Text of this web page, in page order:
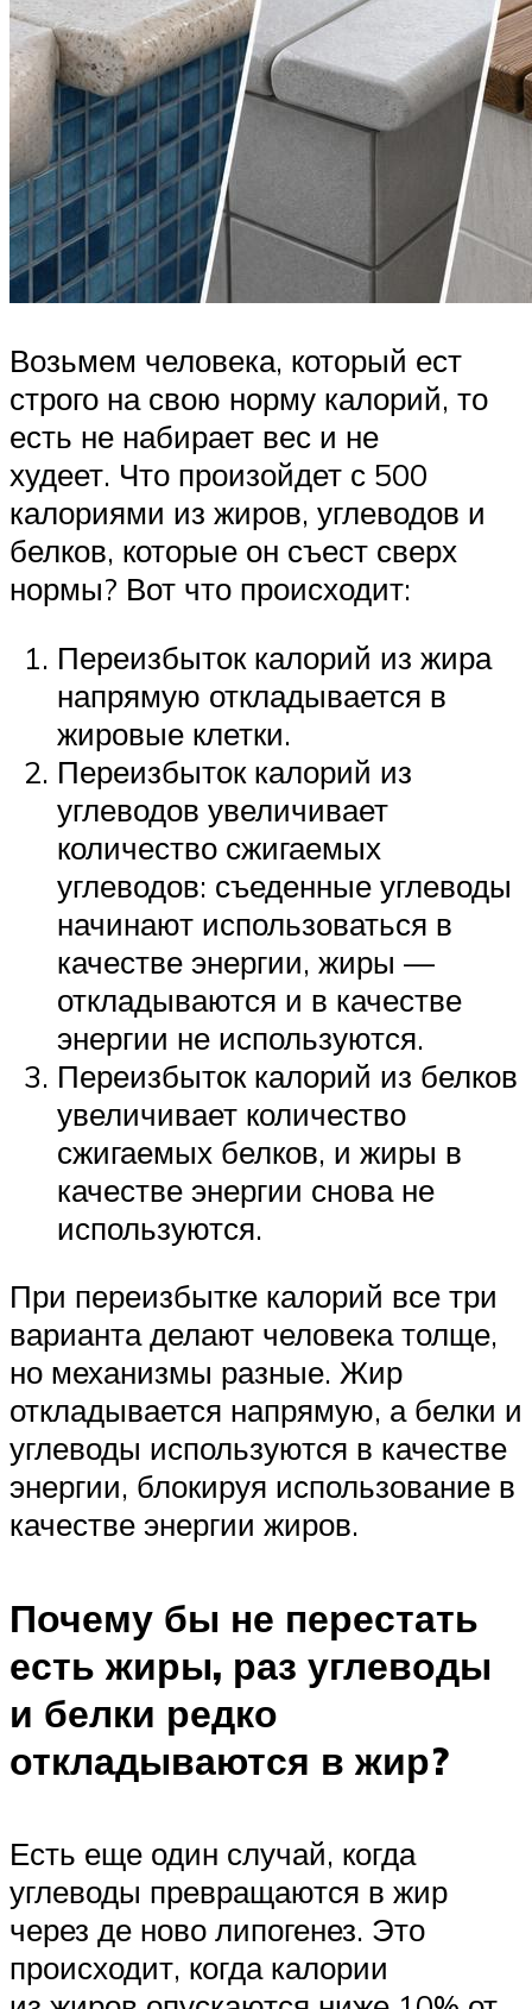
Возьмем человека, который ест
строго на свою норму калорий, то
есть не набирает вес и не
худеет. Что произойдет с 500
калориями из жиров, углеводов и
белков, которые он съест сверх
нормы? Вот что происходит:
Переизбыток калорий из жира
напрямую откладывается в
жировые клетки.
Переизбыток калорий из
углеводов увеличивает
количество сжигаемых
углеводов: съеденные углеводы
начинают использоваться в
качестве энергии, жиры —
откладываются и в качестве
энергии не используются.
Переизбыток калорий из белков
увеличивает количество
сжигаемых белков, и жиры в
качестве энергии снова не
используются.
При переизбытке калорий все три
варианта делают человека толще,
но механизмы разные. Жир
откладывается напрямую, а белки и
углеводы используются в качестве
энергии, блокируя использование в
качестве энергии жиров.
Почему бы не перестать
есть жиры, раз углеводы
и белки редко
откладываются в жир?
Есть еще один случай, когда
углеводы превращаются в жир
через де ново липогенез. Это
происходит, когда калории